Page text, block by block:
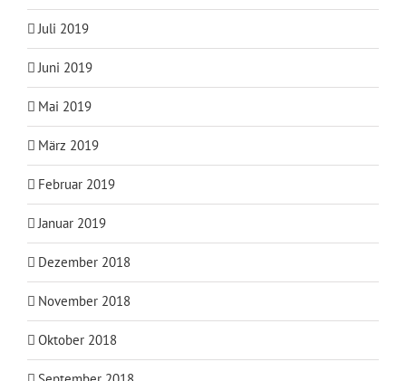
Juli 2019
Juni 2019
Mai 2019
März 2019
Februar 2019
Januar 2019
Dezember 2018
November 2018
Oktober 2018